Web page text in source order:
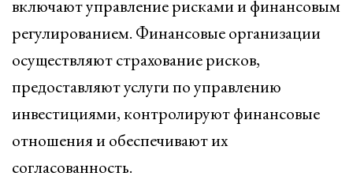
включают управление рисками и финансовым
регулированием. Финансовые организации
осуществляют страхование рисков,
предоставляют услуги по управлению
инвестициями, контролируют финансовые
отношения и обеспечивают их
согласованность.